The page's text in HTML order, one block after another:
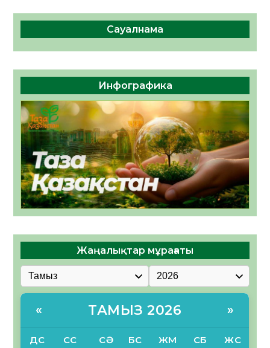
Сауалнама
Инфографика
Жаңалықтар мұрағаты
« ТАМЫЗ 2026 »
ДС СС СӘ БС ЖМ СБ ЖС